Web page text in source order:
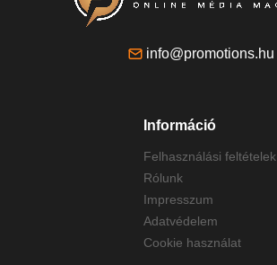
info@promotions.hu
Információ
Felhasználási feltételek
Rólunk
Impresszum
Adatvédelem
Cookie használat